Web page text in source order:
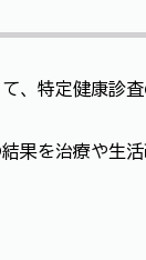
、特定健康診
果を治療や生活